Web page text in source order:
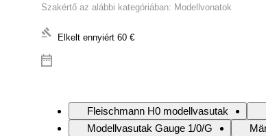
Szakértő az alábbi kategóriában: Modellvonatok
Elkelt ennyiért 60 €
Fleischmann H0 modellvasutak
Modellvasutak Gauge 1/0/G